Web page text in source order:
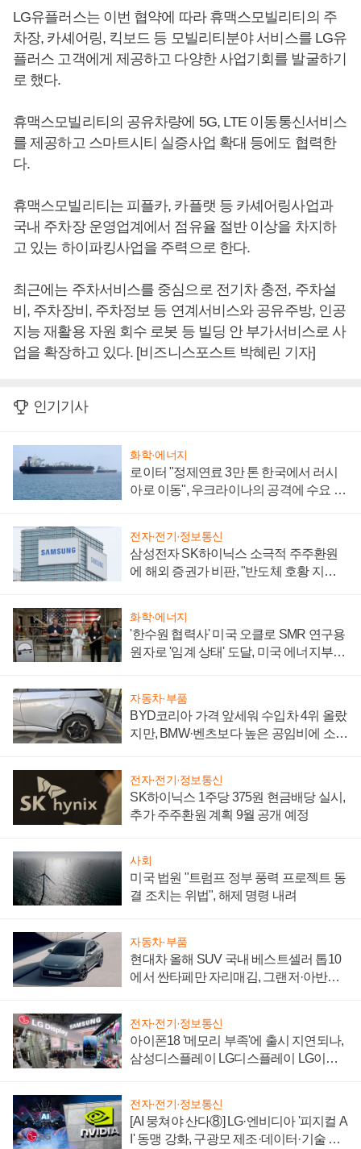
LG유플러스는 이번 협약에 따라 휴맥스모빌리티의 주
차장, 카셰어링, 킥보드 등 모빌리티분야 서비스를 LG유
플러스 고객에게 제공하고 다양한 사업기회를 발굴하기
로 했다.
휴맥스모빌리티의 공유차량에 5G, LTE 이동통신서비스
를 제공하고 스마트시티 실증사업 확대 등에도 협력한
다.
휴맥스모빌리티는 피플카, 카플랫 등 카셰어링사업과
국내 주차장 운영업계에서 점유율 절반 이상을 차지하
고 있는 하이파킹사업을 주력으로 한다.
최근에는 주차서비스를 중심으로 전기차 충전, 주차설
비, 주차장비, 주차정보 등 연계서비스와 공유주방, 인공
지능 재활용 자원 회수 로봇 등 빌딩 안 부가서비스로 사
업을 확장하고 있다. [비즈니스포스트 박혜린 기자]
인기기사
화학·에너지
로이터 "정제연료 3만 톤 한국에서 러시
아로 이동", 우크라이나의 공격에 수요 늘
전자·전기·정보통신
삼성전자 SK하이닉스 소극적 주주환원
에 해외 증권가 비판, "반도체 호황 지속
화학·에너지
'한수원 협력사' 미국 오클로 SMR 연구용
원자로 '임계 상태' 도달, 미국 에너지부
자동차·부품
BYD코리아 가격 앞세워 수입차 4위 올랐
지만, BMW·벤츠보다 높은 공임비에 소비
전자·전기·정보통신
SK하이닉스 1주당 375원 현금배당 실시,
추가 주주환원 계획 9월 공개 예정
사회
미국 법원 "트럼프 정부 풍력 프로젝트 동
결 조치는 위법", 해제 명령 내려
자동차·부품
현대차 올해 SUV 국내 베스트셀러 톱10
에서 싼타페만 자리매김, 그랜저·아반떼
전자·전기·정보통신
아이폰18 '메모리 부족'에 출시 지연되나,
삼성디스플레이 LG디스플레이 LG이노
전자·전기·정보통신
[AI 뭉쳐야 산다⑧] LG·엔비디아 '피지컬 A
I' 동맹 강화, 구광모 제조·데이터·기술 결